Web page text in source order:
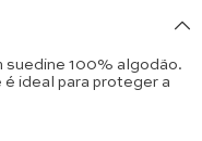
suedine 100% algodão.
ideal para proteger a